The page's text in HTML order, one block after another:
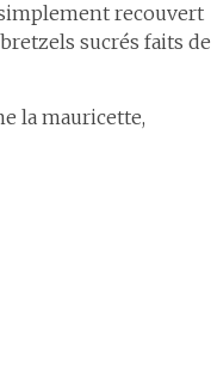
recouvert
sucrés faits de
la mauricette,